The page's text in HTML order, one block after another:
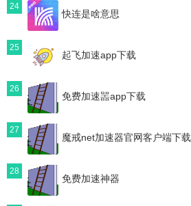
24
快连是啥意思
25
起飞加速app下载
26
免费加速噐app下载
27
魔戒net加速器官网客户端下载
28
免费加速神器